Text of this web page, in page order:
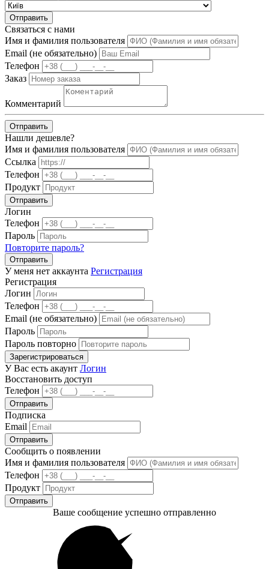
Отправить
Связаться с нами
Имя и фамилия пользователя
Email (не обязательно)
Телефон
Заказ
Комментарий
Отправить
Нашли дешевле?
Имя и фамилия пользователя
Ссылка
Телефон
Продукт
Отправить
Логин
Телефон
Пароль
Повторите пароль?
Отправить
У меня нет аккаунта Регистрация
Регистрация
Логин
Телефон
Email (не обязательно)
Пароль
Пароль повторно
Зарегистрироваться
У Вас есть акаунт Логин
Восстановить доступ
Телефон
Отправить
Подписка
Email
Отправить
Сообщить о появлении
Имя и фамилия пользователя
Телефон
Продукт
Отправить
Ваше сообщение успешно отправленно